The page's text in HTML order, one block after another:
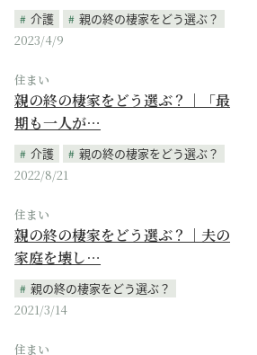
介護
親の終の棲家をどう選ぶ？
2023/4/9
住まい
親の終の棲家をどう選ぶ？｜「最
期も一人が…
介護
親の終の棲家をどう選ぶ？
2022/8/21
住まい
親の終の棲家をどう選ぶ？｜夫の
家庭を壊し…
親の終の棲家をどう選ぶ？
2021/3/14
住まい